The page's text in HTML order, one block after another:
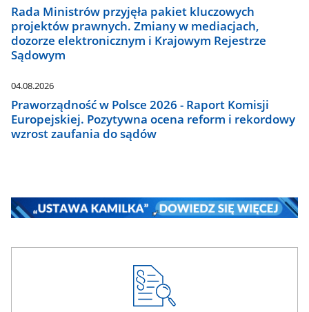
Rada Ministrów przyjęła pakiet kluczowych
projektów prawnych. Zmiany w mediacjach,
dozorze elektronicznym i Krajowym Rejestrze
Sądowym
04.08.2026
Praworządność w Polsce 2026 - Raport Komisji
Europejskiej. Pozytywna ocena reform i rekordowy
wzrost zaufania do sądów